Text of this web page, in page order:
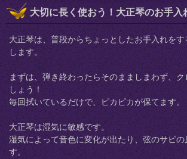
大切に長く使おう！大正琴のお手入
大正琴は、普段からちょっとしたお手入れを
します。
まずは、弾き終わったらそのまましまわず、ク
しょう！
毎回拭いているだけで、ピカピカが保てます。
大正琴は湿気に敏感です。
湿気によって音色に変化が出たり、弦のサビ
す。